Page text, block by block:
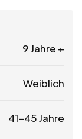
9 Jahre +
Weiblich
41-45 Jahre